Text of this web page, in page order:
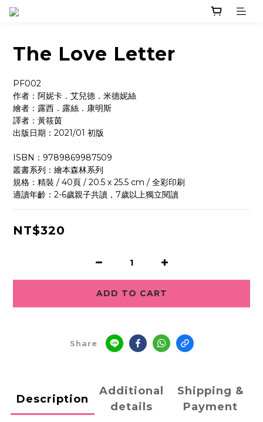
The Love Letter
PF002
作者：阿妮卡．艾兒德．米德妮絲
繪者：露西．露絲．康明斯
譯者：黃筱茵
出版日期：2021/01 初版
ISBN：9789869987509
叢書系列：繪本森林系列
規格：精裝 / 40頁 / 20.5 x 25.5 cm / 全彩印刷
適讀年齡：2-6歲親子共讀，7歲以上獨立閱讀
NT$320
ADD TO CART
Share
Description
Additional
details
Shipping &
Payment